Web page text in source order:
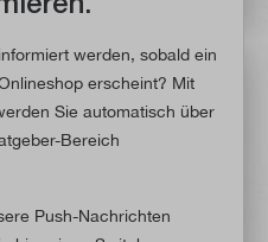
werden, sobald ein
erscheint? Mit
Sie automatisch über
Bereich
Push-Nachrichten